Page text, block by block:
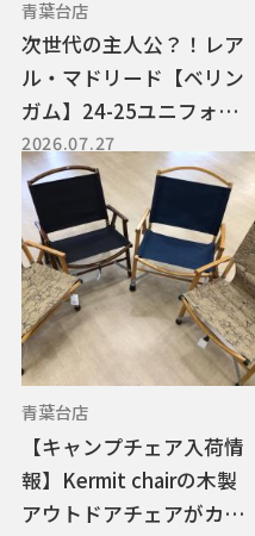
青葉台店
次世代の主人公？！レア
ル・マドリード【ベリン
ガム】24-25ユニフォー
ム！！
2026.07.27
青葉台店
【キャンプチェア入荷情
報】Kermit chairの木製
アウトドアチェアがカラ